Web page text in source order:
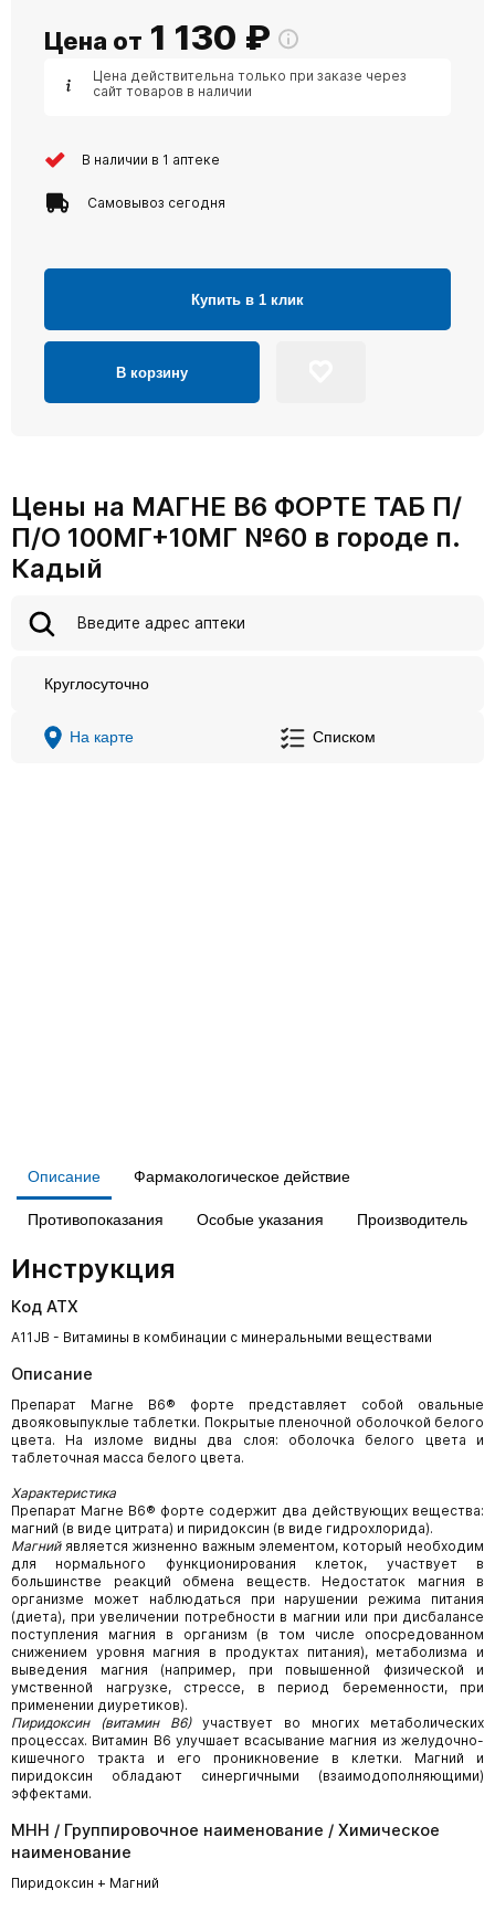
Цена от 1 130 ₽
Цена действительна только при заказе через
сайт товаров в наличии
В наличии в 1 аптеке
Самовывоз сегодня
Купить в 1 клик
В корзину
Цены на МАГНЕ В6 ФОРТЕ ТАБ П/
П/О 100МГ+10МГ №60 в городе п.
Кадый
Круглосуточно
На карте Списком
Описание Фармакологическое действие
Противопоказания Особые указания Производитель
Инструкция
Код АТХ
A11JB - Витамины в комбинации с минеральными веществами
Описание
Препарат Магне В6® форте представляет собой овальные
двояковыпуклые таблетки. Покрытые пленочной оболочкой белого
цвета. На изломе видны два слоя: оболочка белого цвета и
таблеточная масса белого цвета.
Характеристика
Препарат Магне В6® форте содержит два действующих вещества:
магний (в виде цитрата) и пиридоксин (в виде гидрохлорида).
Магнийявляется жизненно важным элементом, который необходим
для нормального функционирования клеток, участвует в
большинстве реакций обмена веществ. Недостаток магния в
организме может наблюдаться при нарушении режима питания
(диета), при увеличении потребности в магнии или при дисбалансе
поступления магния в организм (в том числе опосредованном
снижением уровня магния в продуктах питания), метаболизма и
выведения магния (например, при повышенной физической и
умственной нагрузке, стрессе, в период беременности, при
применении диуретиков).
Пиридоксин (витамин В6)участвует во многих метаболических
процессах. Витамин В6 улучшает всасывание магния из желудочно-
кишечного тракта и его проникновение в клетки. Магний и
пиридоксин обладают синергичными (взаимодополняющими)
эффектами.
МНН / Группировочное наименование / Химическое
наименование
Пиридоксин + Магний